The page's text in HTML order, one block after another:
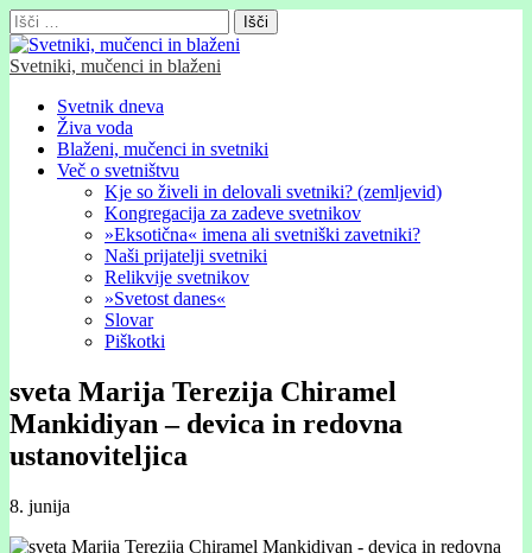
Išči:
Svetniki, mučenci in blaženi
Glavni
meni
Skip
content
Svetnik dneva
Živa voda
Blaženi, mučenci in svetniki
Več o svetništvu
Kje so živeli in delovali svetniki? (zemljevid)
Kongregacija za zadeve svetnikov
»Eksotična« imena ali svetniški zavetniki?
Naši prijatelji svetniki
Relikvije svetnikov
»Svetost danes«
Slovar
Piškotki
sveta Marija Terezija Chiramel
Mankidiyan – devica in redovna
ustanoviteljica
8. junija